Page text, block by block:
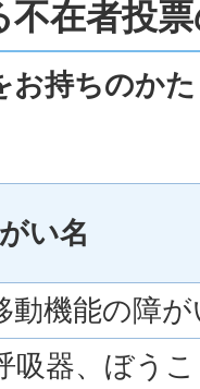
在者投
お持ちのかた
い名
動機能の障
吸器、ぼう